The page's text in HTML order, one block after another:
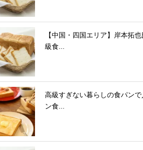
【中国・四国エリア】岸本拓
級食...
高級すぎない暮らしの食パン
ン食...